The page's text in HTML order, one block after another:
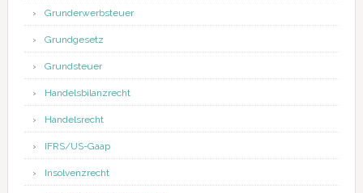
Grunderwerbsteuer
Grundgesetz
Grundsteuer
Handelsbilanzrecht
Handelsrecht
IFRS/US-Gaap
Insolvenzrecht